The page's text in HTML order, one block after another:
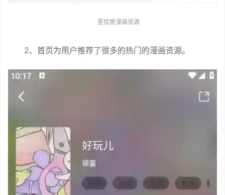
星绘屋漫画资源
2、首页为用户推荐了很多的热门的漫画资源。